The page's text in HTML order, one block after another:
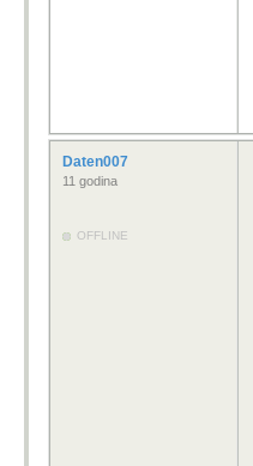
Daten007
11 godina
OFFLINE